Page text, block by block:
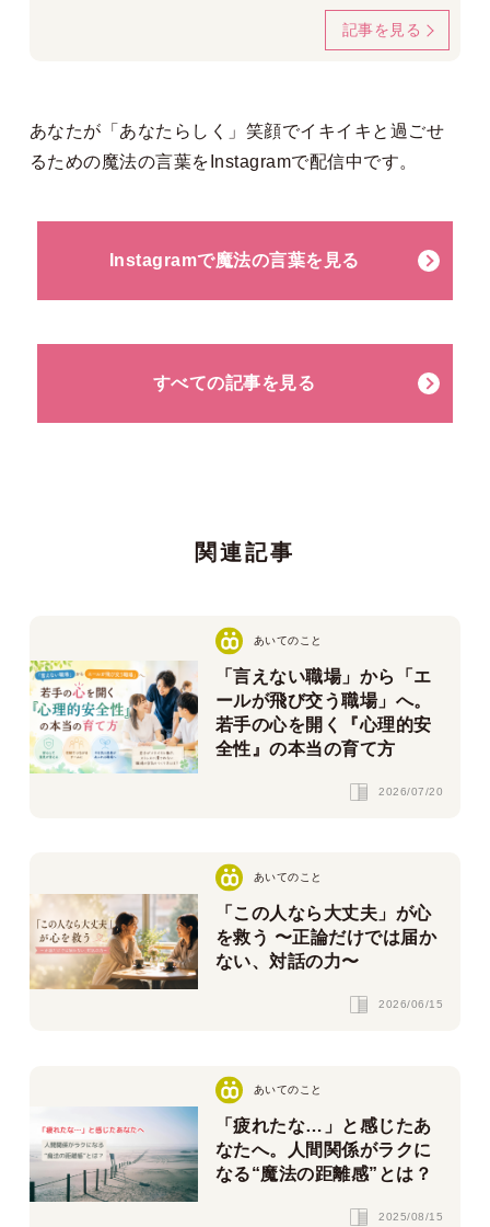
記事を見る
あなたが「あなたらしく」笑顔でイキイキと過ごせ
るための魔法の言葉を Instagramで配信中です。
Instagramで魔法の言葉を見る
すべての記事を見る
関連記事
あいてのこと
「言えない職場」から「エ
ールが飛び交う職場」へ。
若手の心を開く『心理的安
全性』の本当の育て方
2026/07/20
あいてのこと
「この人なら大丈夫」が心
を救う 〜正論だけでは届か
ない、対話の力〜
2026/06/15
あいてのこと
「疲れたな…」と感じたあ
なたへ。人間関係がラクに
なる“魔法の距離感”とは？
2025/08/15